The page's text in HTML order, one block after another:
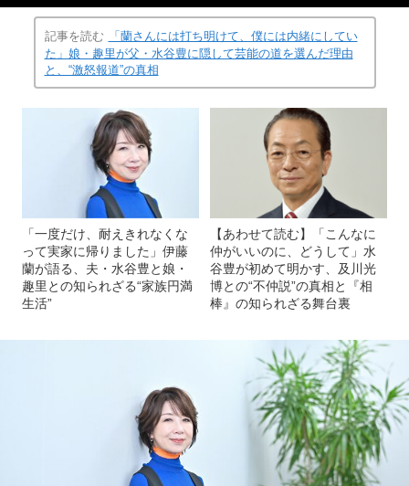
記事を読む
「蘭さんには打ち明けて、僕には内緒にしてい
た」娘・趣里が父・水谷豊に隠して芸能の道を選んだ理由
と、“激怒報道”の真相
「一度だけ、耐えきれなくな
って実家に帰りました」伊藤
蘭が語る、夫・水谷豊と娘・
趣里との知られざる“家族円満
生活”
【あわせて読む】「こんなに
仲がいいのに、どうして」水
谷豊が初めて明かす、及川光
博との“不仲説”の真相と『相
棒』の知られざる舞台裏